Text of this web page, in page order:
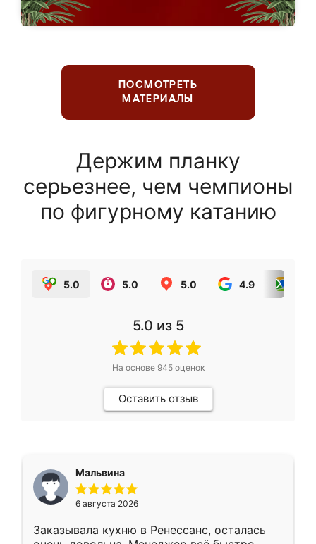
ПОСМОТРЕТЬ
МАТЕРИАЛЫ
Держим планку
серьезнее, чем чемпионы
по фигурному катанию
5.0 5.0 5.0 4.9
5.0 из 5
На основе 945оценок
Оставить отзыв
Мальвина
6 августа 2026
Заказывала кухню в Ренессанс, осталась